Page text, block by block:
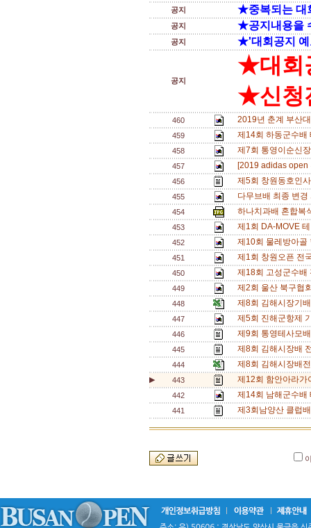
공지 ★중복되는 대
공지 ★공지내용을
공지 ★'대회공지 예
공지
★대회
★신청
460 2019년 춘계 부산
459 제14회 하동군수
458 제7회 통영이순신
457 [2019 adidas
456 제5회 창원동호인
455 다무브배 최종 변
454 하나치과배 혼합복
453 제1회 DA-MOVE
452 제10회 물레방아
451 제1회 창원오픈 전
450 제18회 고성군수
449 제2회 울산 북구협
448 제8회 김해시장기
447 제5회 진해군항제
446 제9회 통영테사모
445 제8회 김해시장배
444 제8회 김해시장배
▶ 443 제12회 함안아라가
442 제14회 남해군수
441 제3회남양산 클럽